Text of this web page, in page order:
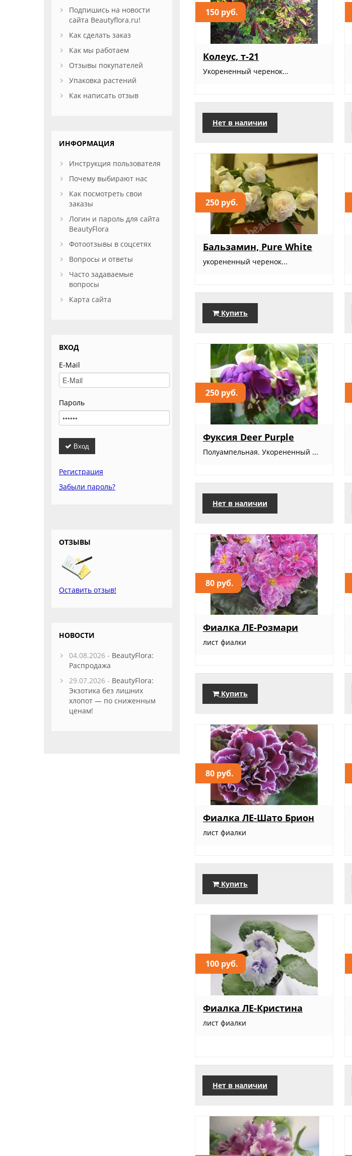
150 руб.
Колеус, т-21
Укорененный черенок...
Нет в наличии
250 руб.
Бальзамин, Pure White
укорененный черенок...
Купить
250 руб.
Фуксия Deer Purple
Полуампельная. Укорененный ...
Нет в наличии
80 руб.
Фиалка ЛЕ-Розмари
лист фиалки
Купить
80 руб.
Фиалка ЛЕ-Шато Брион
лист фиалки
Купить
100 руб.
Фиалка ЛЕ-Кристина
лист фиалки
Нет в наличии
Подпишись на новости
сайта Beautyflora.ru!
Как сделать заказ
Как мы работаем
Отзывы покупателей
Упаковка растений
Как написать отзыв
ИНФОРМАЦИЯ
Инструкция пользователя
Почему выбирают нас
Как посмотреть свои
заказы
Логин и пароль для сайта
BeautyFlora
Фотоотзывы в соцсетях
Вопросы и ответы
Часто задаваемые
вопросы
Карта сайта
ВХОД
E-Mail
Пароль
Вход
Регистрация
Забыли пароль?
ОТЗЫВЫ
Оставить отзыв!
НОВОСТИ
04.08.2026 - BeautyFlora:
Распродажа
29.07.2026 - BeautyFlora:
Экзотика без лишних
хлопот — по сниженным
ценам!